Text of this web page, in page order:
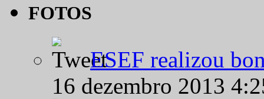
FOTOS
ESEF realizou
16 dezembro 2013